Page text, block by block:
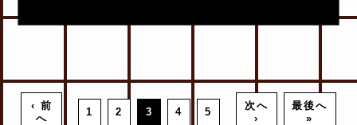
‹ 前
へ
1 2 3 4 5
次へ
›
最後へ
»